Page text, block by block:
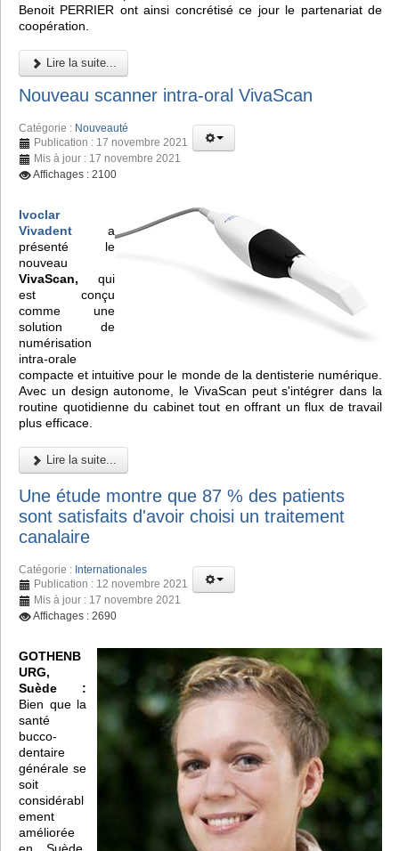
Benoit PERRIER ont ainsi concrétisé ce jour le partenariat de
coopération.
Lire la suite...
Nouveau scanner intra-oral VivaScan
Catégorie : Nouveauté
Publication : 17 novembre 2021
Mis à jour : 17 novembre 2021
Affichages : 2100
Ivoclar
Vivadent a
présenté le
nouveau
VivaScan, qui
est conçu
comme une
solution de
numérisation
intra-orale
compacte et intuitive pour le monde de la dentisterie numérique.
Avec un design autonome, le VivaScan peut s'intégrer dans la
routine quotidienne du cabinet tout en offrant un flux de travail
plus efficace.
Lire la suite...
Une étude montre que 87 % des patients
sont satisfaits d'avoir choisi un traitement
canalaire
Catégorie : Internationales
Publication : 12 novembre 2021
Mis à jour : 17 novembre 2021
Affichages : 2690
GOTHENB
URG,
Suède :
Bien que la
santé
bucco-
dentaire
générale se
soit
considérabl
ement
améliorée